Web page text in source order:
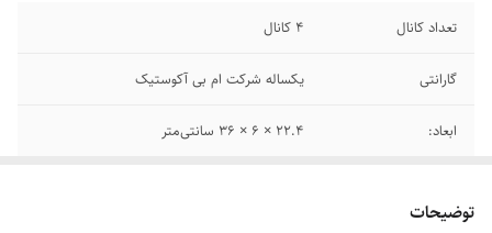
تعداد کانال 4 کانال
گارانتی یکساله شرکت ام بی آکوستیک
ابعاد: 22.4 × 6 × 36 سانتی‌متر
توضیحات